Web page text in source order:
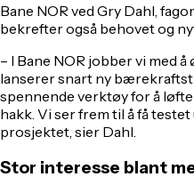
Bane NOR ved Gry Dahl,
bekrefter også behovet og
– I Bane NOR jobber vi med
lanserer snart ny
spennende verktøy for å
hakk. Vi ser frem til å få
prosjektet, sier Dahl.
Stor interesse blant